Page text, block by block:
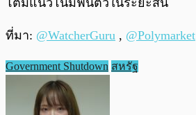
โตมีแนวโน้มฟื้นตัวในระยะสั้น
ที่มา: @WatcherGuru , @Polymarket
Government Shutdown สหรัฐ